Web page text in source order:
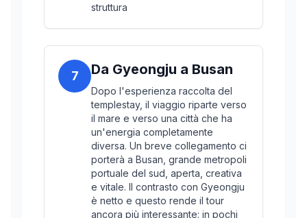
struttura
7 Da Gyeongju a Busan
Dopo l'esperienza raccolta del
templestay, il viaggio riparte verso
il mare e verso una città che ha
un'energia completamente
diversa. Un breve collegamento ci
porterà a Busan, grande metropoli
portuale del sud, aperta, creativa
e vitale. Il contrasto con Gyeongju
è netto e questo rende il tour
ancora più interessante: in pochi